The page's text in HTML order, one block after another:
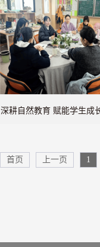
教育论坛圆满落幕
深耕自然教育 赋能学生
首页
上一页 1